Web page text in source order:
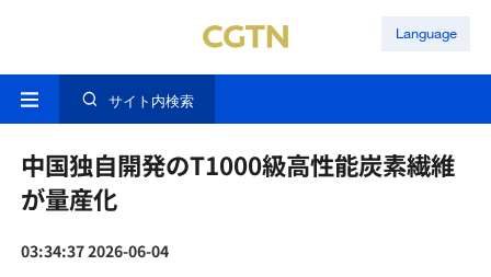
Language
サイト内検索
中国独自開発のT1000級高性能炭素繊維
が量産化
03:34:37 2026-06-04